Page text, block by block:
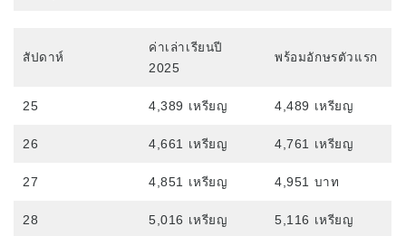
สัปดาห์
ค่าเล่าเรียนปี
2025
พร้อมอักษรตัวแรก
25 4,389 เหรียญ 4,489 เหรียญ
26 4,661 เหรียญ 4,761 เหรียญ
27 4,851 เหรียญ 4,951 บาท
28 5,016 เหรียญ 5,116 เหรียญ